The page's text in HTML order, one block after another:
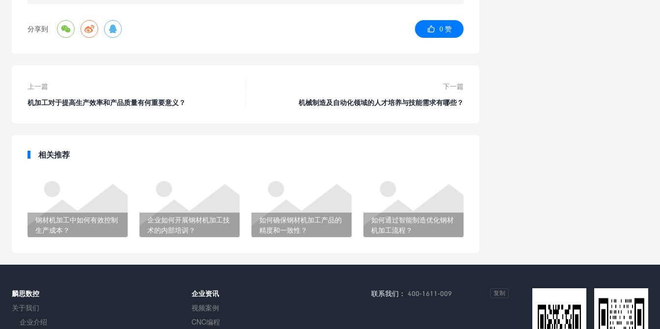
分享到     0 赞
上一篇
机加工对于提高生产效率和产品质量有何重要意义？
下一篇
机械制造及自动化领域的人才培养与技能需求有哪些？
相关推荐
钢材机加工中如何有效控制
生产成本？
企业如何开展钢材机加工技
术的内部培训？
如何确保钢材机加工产品的
精度和一致性？
如何通过智能制造优化钢材
机加工流程？
麟思数控
关于我们
企业介绍
企业资讯
视频案例
CNC编程
联系我们： 400-1611-009 复制